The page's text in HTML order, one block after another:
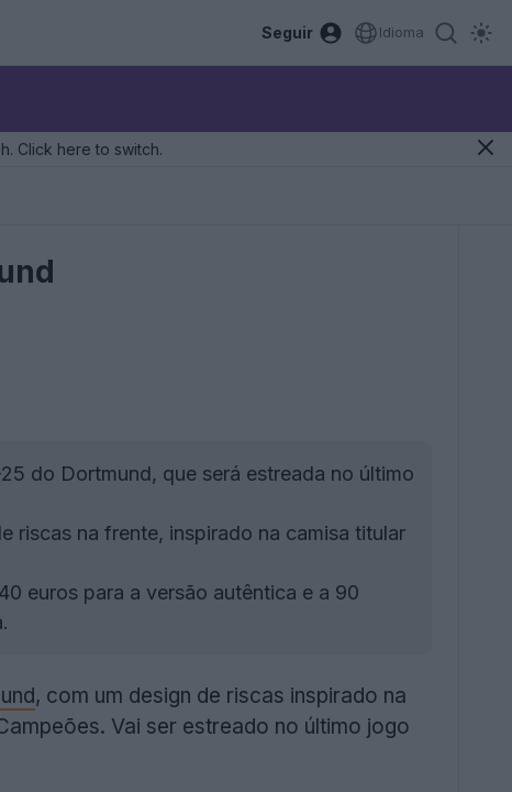
Seguir Idioma
Click here to switch.
do Dortmund, que será estreada no último
riscas na frente, inspirado na camisa titular
euros para a versão autêntica e a 90
, com um design de riscas inspirado na
Vai ser estreado no último jogo